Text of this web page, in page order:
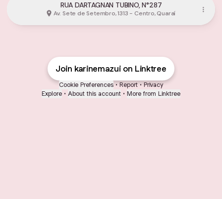
RUA DARTAGNAN TUBINO, N°287
Av. Sete de Setembro, 1313 - Centro, Quaraí
Join karinemazui on Linktree
Cookie Preferences • Report • Privacy
Explore • About this account • More from Linktree